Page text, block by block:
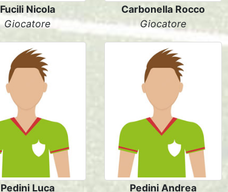
Fucili Nicola
Giocatore
Carbonella Rocco
Giocatore
Pedini Luca
Pedini Andrea